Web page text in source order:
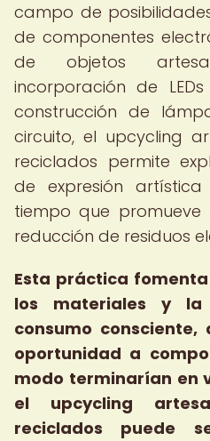
campo de
de componentes
de objetos
incorporación de
construcción de
circuito, el upcycling
reciclados permite
de expresión
tiempo que
reducción de residuos
Esta práctica
los materiales y la
consumo
oportunidad a
modo terminarían en
el upcycling
reciclados puede